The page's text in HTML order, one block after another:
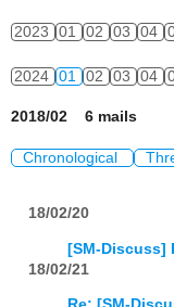
2023 01 02 03 04
2024 01 02 03 04
2018/02 6 mails
Chronological
18/02/20
[SM-Discuss]
18/02/21